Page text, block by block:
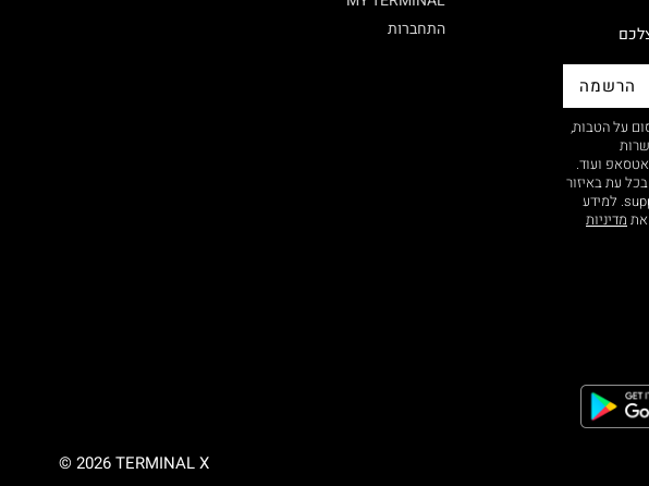
התחברות
הרשמה
על הטבות,
ועוד.
עת באיזור
האישי או בפנייה לsupport@terminalx.com. למידע
את מדיניות
© 2026 TERMINAL X